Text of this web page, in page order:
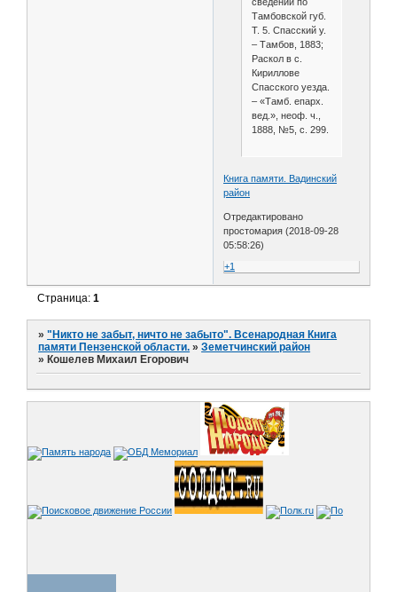
Тамбовской губ.
Т. 5. Спасский у.
– Тамбов, 1883;
Раскол в с.
Кириллове
Спасского уезда.
– «Тамб. епарх.
вед.», неоф. ч.,
1888, №5, с. 299.
Книга памяти. Вадинский
район
Отредактировано
простомария (2018-09-28
05:58:26)
+1
Страница:1
»"Никто не забыт, ничто не забыто". Всенародная Книга
памяти Пензенской области. »Земетчинский район
» Кошелев Михаил Егорович